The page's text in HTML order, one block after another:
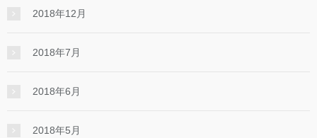
2018年12月
2018年7月
2018年6月
2018年5月